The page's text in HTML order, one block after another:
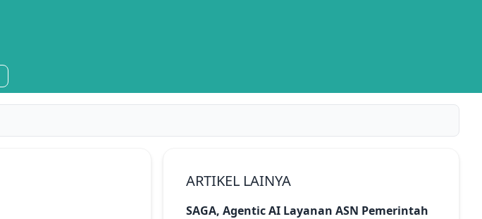
ARTIKEL LAINYA
SAGA, Agentic AI Layanan ASN Pemerintah